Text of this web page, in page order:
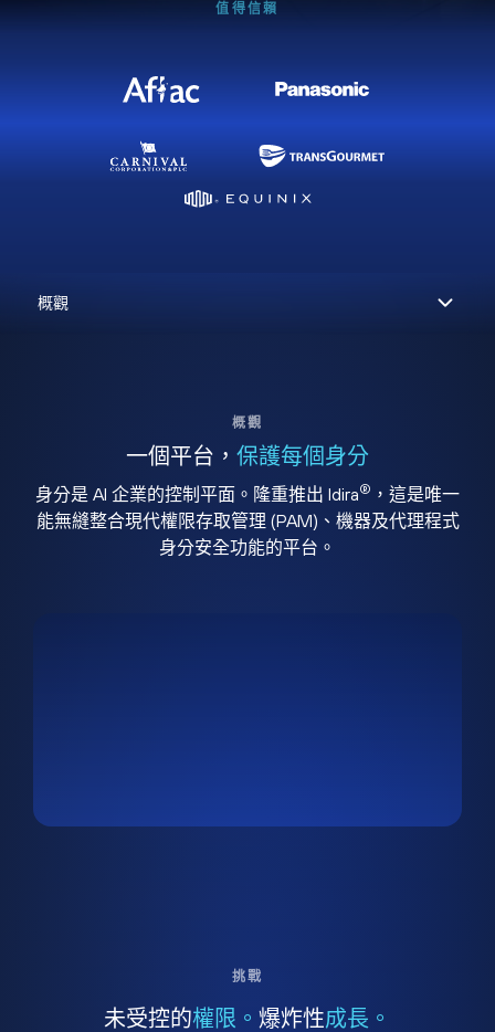
值得信賴
概觀
一個平台， 保護每個身分
身分是 AI 企業的控制平面。隆重推出 Idira® ，這是唯一
能無縫整合現代權限存取管理 (PAM)、機器及代理程式
身分安全功能的平台。
挑戰
未受控的權限。 爆炸性成長。